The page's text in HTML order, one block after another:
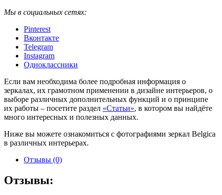
Мы в социальных сетях:
Pinterest
Вконтакте
Telegram
Instagram
Одноклассники
Если вам необходима более подробная информация о
зеркалах, их грамотном применении в дизайне интерьеров, о
выборе различных дополнительных функций и о принципе
их работы – посетите раздел «Статьи», в котором вы найдёте
много интересных и полезных данных.
Ниже вы можете ознакомиться с фотографиями зеркал Belgica
в различных интерьерах.
Отзывы (0)
Отзывы: